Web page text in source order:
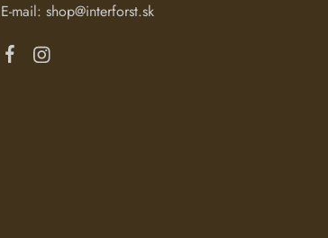
E-mail: shop@interforst.sk